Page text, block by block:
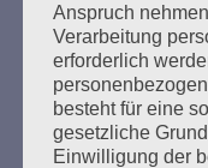
Bruno D. wurde
vernommen. Zu
Eindruck, seine
klar und deutlich.
Äußerung von
gesehen habe, wie
Anspruch
Verarbeitung
erforderlich
besteht für eine
gesetzliche
Einwilligung der